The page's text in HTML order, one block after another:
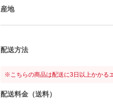
産地
配送方法
※こちらの商品は配送に3日以上かかる
配送料金（送料）